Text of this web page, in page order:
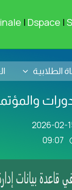
| Dspace |
الطلابيـة
2026-02-
09:07